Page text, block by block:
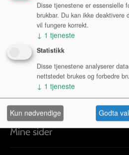
Mine sider
Disse tjenestene er essensielle
brukbar. Du kan ikke deaktivere
vil fungere korrekt.
↓ 1 tjeneste
Statistikk
Disse tjenestene analyserer
nettstedet brukes og forbedre
↓ 1 tjeneste
Kun nødvendige Godta